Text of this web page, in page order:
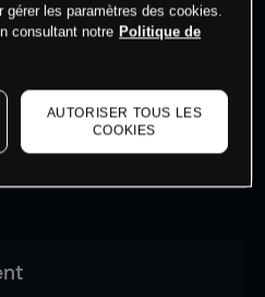
Connectez-vous pour voir les
gérer les paramètres des cookies.
consultant notre Politique de
AUTORISER TOUS LES
COOKIES